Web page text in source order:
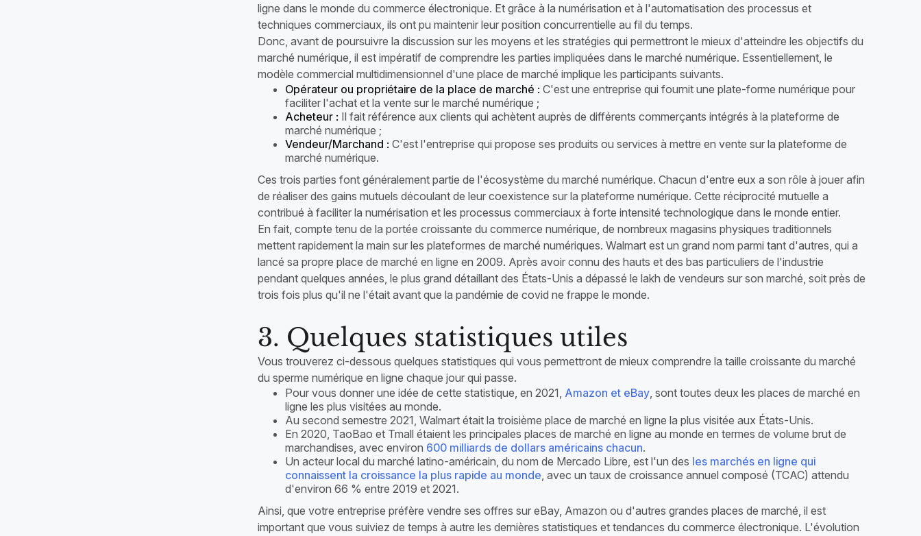
ligne dans le monde du commerce électronique. Et grâce à la numérisation et à l'automatisation des processus et
techniques commerciaux, ils ont pu maintenir leur position concurrentielle au fil du temps.
Donc, avant de poursuivre la discussion sur les moyens et les stratégies qui permettront le mieux d'atteindre les objectifs du
marché numérique, il est impératif de comprendre les parties impliquées dans le marché numérique. Essentiellement, le
modèle commercial multidimensionnel d'une place de marché implique les participants suivants.
Opérateur ou propriétaire de la place de marché : C'est une entreprise qui fournit une plate-forme numérique pour
faciliter l'achat et la vente sur le marché numérique ;
Acheteur : Il fait référence aux clients qui achètent auprès de différents commerçants intégrés à la plateforme de
marché numérique ;
Vendeur/Marchand : C'est l'entreprise qui propose ses produits ou services à mettre en vente sur la plateforme de
marché numérique.
Ces trois parties font généralement partie de l'écosystème du marché numérique. Chacun d'entre eux a son rôle à jouer afin
de réaliser des gains mutuels découlant de leur coexistence sur la plateforme numérique. Cette réciprocité mutuelle a
contribué à faciliter la numérisation et les processus commerciaux à forte intensité technologique dans le monde entier.
En fait, compte tenu de la portée croissante du commerce numérique, de nombreux magasins physiques traditionnels
mettent rapidement la main sur les plateformes de marché numériques. Walmart est un grand nom parmi tant d'autres, qui a
lancé sa propre place de marché en ligne en 2009. Après avoir connu des hauts et des bas particuliers de l'industrie
pendant quelques années, le plus grand détaillant des États-Unis a dépassé le lakh de vendeurs sur son marché, soit près de
trois fois plus qu'il ne l'était avant que la pandémie de covid ne frappe le monde.
3. Quelques statistiques utiles
Vous trouverez ci-dessous quelques statistiques qui vous permettront de mieux comprendre la taille croissante du marché
du sperme numérique en ligne chaque jour qui passe.
Pour vous donner une idée de cette statistique, en 2021, Amazon et eBay, sont toutes deux les places de marché en
ligne les plus visitées au monde.
Au second semestre 2021, Walmart était la troisième place de marché en ligne la plus visitée aux États-Unis.
En 2020, TaoBao et Tmall étaient les principales places de marché en ligne au monde en termes de volume brut de
marchandises, avec environ 600 milliards de dollars américains chacun.
Un acteur local du marché latino-américain, du nom de Mercado Libre, est l'un des les marchés en ligne qui
connaissent la croissance la plus rapide au monde, avec un taux de croissance annuel composé (TCAC) attendu
d'environ 66 % entre 2019 et 2021.
Ainsi, que votre entreprise préfère vendre ses offres sur eBay, Amazon ou d'autres grandes places de marché, il est
important que vous suiviez de temps à autre les dernières statistiques et tendances du commerce électronique. L'évolution